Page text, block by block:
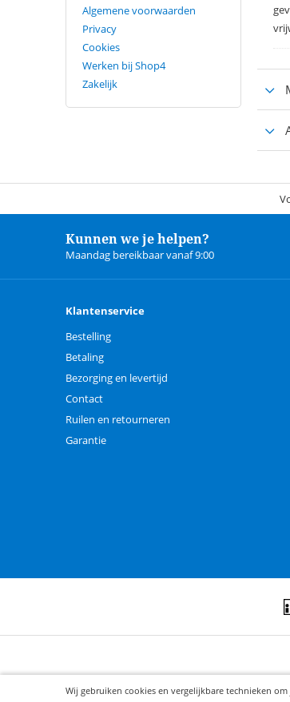
Algemene voorwaarden
Privacy
Cookies
Werken bij Shop4
Zakelijk
Kunnen we je helpen?
Maandag bereikbaar vanaf 9:00
Klantenservice
Bestelling
Betaling
Bezorging en levertijd
Contact
Ruilen en retourneren
Garantie
Wij gebruiken cookies en vergelijkbare technieken